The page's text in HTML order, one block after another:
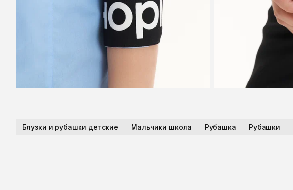
Блузки и рубашки детские Мальчики школа Рубашка Рубашки